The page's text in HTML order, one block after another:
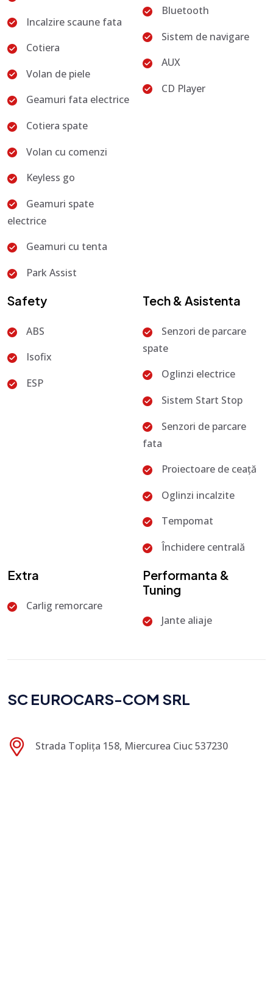
Incalzire scaune fata
Cotiera
Volan de piele
Geamuri fata electrice
Cotiera spate
Volan cu comenzi
Keyless go
Geamuri spate
electrice
Geamuri cu tenta
Park Assist
Bluetooth
Sistem de navigare
AUX
CD Player
Safety
ABS
Isofix
ESP
Tech & Asistenta
Senzori de parcare
spate
Oglinzi electrice
Sistem Start Stop
Senzori de parcare
fata
Proiectoare de ceață
Oglinzi incalzite
Tempomat
Închidere centrală
Extra
Carlig remorcare
Performanta &
Tuning
Jante aliaje
SC EUROCARS-COM SRL
Strada Toplița 158, Miercurea Ciuc 537230